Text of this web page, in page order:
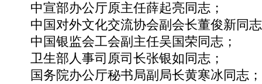
中宣部办公厅原主任薛起亮同志；
中国对外文化交流协会副会长董俊新同
中国银监会工会副主任吴国荣同志；
卫生部人事司原司长张银如同志；
国务院办公厅秘书局副局长黄寒冰同志